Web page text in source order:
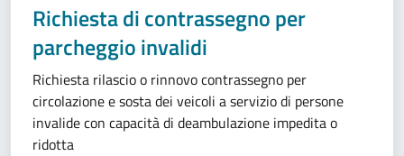
Richiesta di contrassegno per
parcheggio invalidi
Richiesta rilascio o rinnovo contrassegno per
circolazione e sosta dei veicoli a servizio di persone
invalide con capacità di deambulazione impedita o
ridotta